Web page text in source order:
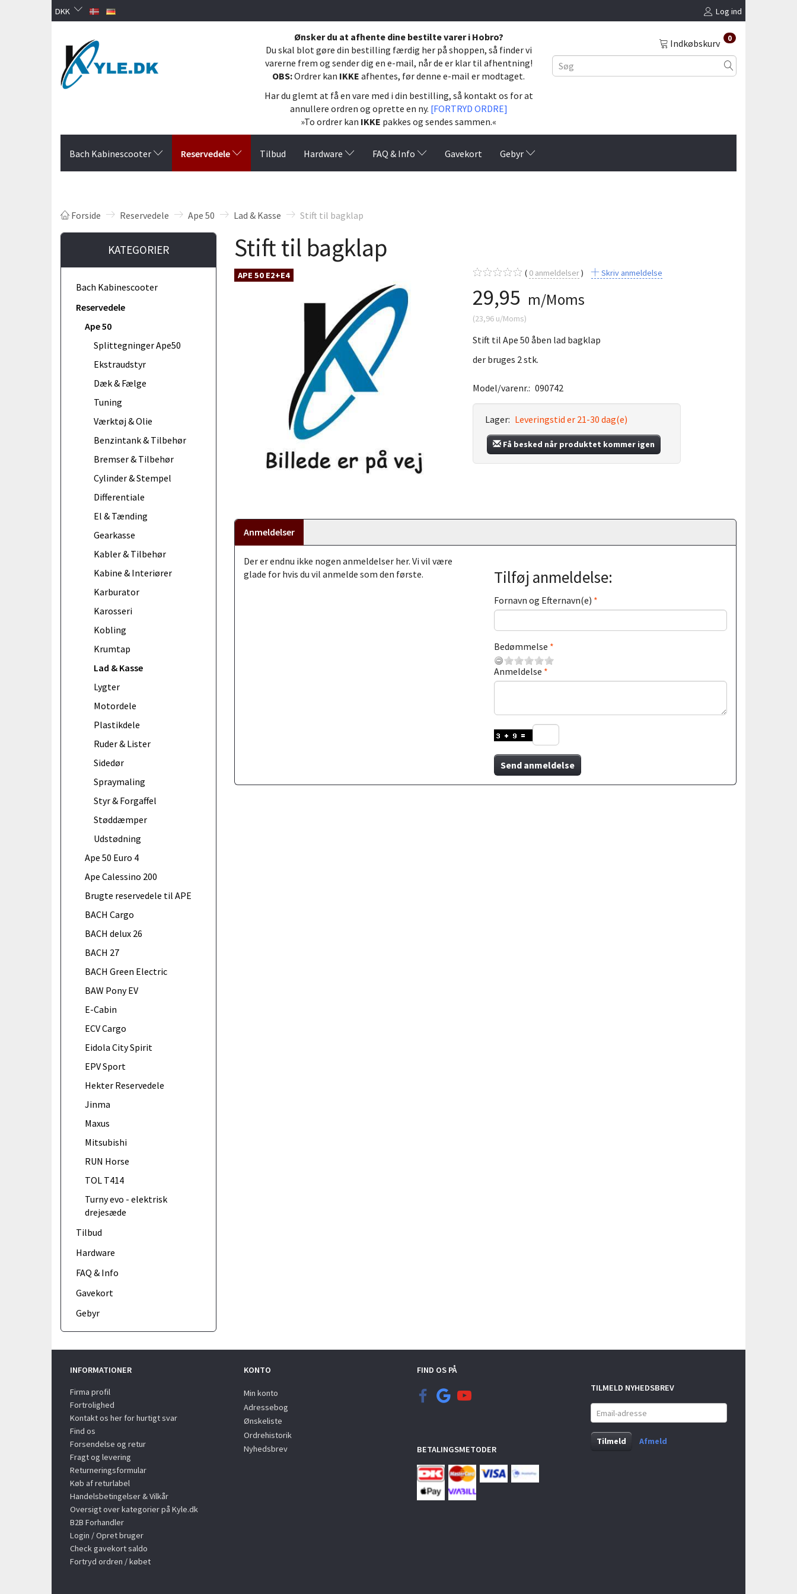
DKK Log ind
Ønsker du at afhente dine bestilte varer i Hobro?
Du skal blot gøre din bestilling færdig her på shoppen, så finder vi
varerne frem og sender dig en e-mail, når de er klar til afhentning!
OBS:Ordrer kan IKKE afhentes, før denne e-mail er modtaget.
Har du glemt at få en vare med i din bestilling, så kontakt os for at
annullere ordren og oprette en ny. [FORTRYD ORDRE]
»To ordrer kan IKKE pakkes og sendes sammen.«
Indkøbskurv 0
Bach Kabinescooter Reservedele Tilbud Hardware FAQ & Info Gavekort Gebyr
Forside Reservedele Ape 50 Lad & Kasse Stift til bagklap
KATEGORIER
Bach Kabinescooter
Reservedele
Ape 50
Splittegninger Ape50
Ekstraudstyr
Dæk & Fælge
Tuning
Værktøj & Olie
Benzintank & Tilbehør
Bremser & Tilbehør
Cylinder & Stempel
Differentiale
El & Tænding
Gearkasse
Kabler & Tilbehør
Kabine & Interiører
Karburator
Karosseri
Kobling
Krumtap
Lad & Kasse
Lygter
Motordele
Plastikdele
Ruder & Lister
Sidedør
Spraymaling
Styr & Forgaffel
Støddæmper
Udstødning
Ape 50 Euro 4
Ape Calessino 200
Brugte reservedele til APE
BACH Cargo
BACH delux 26
BACH 27
BACH Green Electric
BAW Pony EV
E-Cabin
ECV Cargo
Eidola City Spirit
EPV Sport
Hekter Reservedele
Jinma
Maxus
Mitsubishi
RUN Horse
TOL T414
Turny evo - elektrisk
drejesæde
Tilbud
Hardware
FAQ & Info
Gavekort
Gebyr
Stift til bagklap
APE 50 E2+E4 0anmeldelser Skriv anmeldelse
29,95 m/Moms
(23,96u/Moms)
Stift til Ape 50 åben lad bagklap
der bruges 2 stk.
Model/varenr.: 090742
Lager: Leveringstid er 21-30 dag(e)
Få besked når produktet kommer igen
Anmeldelser
Der er endnu ikke nogen anmeldelser her. Vi vil være
glade for hvis du vil anmelde som den første.
Tilføj anmeldelse:
Fornavn og Efternavn(e)
Bedømmelse
Anmeldelse
Send anmeldelse
INFORMATIONER
Firma profil
Fortrolighed
Kontakt os her for hurtigt svar
Find os
Forsendelse og retur
Fragt og levering
Returneringsformular
Køb af returlabel
Handelsbetingelser & Vilkår
Oversigt over kategorier på Kyle.dk
B2B Forhandler
Login / Opret bruger
Check gavekort saldo
Fortryd ordren / købet
KONTO
Min konto
Adressebog
Ønskeliste
Ordrehistorik
Nyhedsbrev
FIND OS PÅ
BETALINGSMETODER
TILMELD NYHEDSBREV
Email-
adresse
Tilmeld
Afmeld